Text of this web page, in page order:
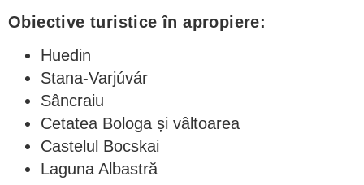
Obiective turistice în apropiere:
Huedin
Stana-Varjúvár
Sâncraiu
Cetatea Bologa și vâltoarea
Castelul Bocskai
Laguna Albastră